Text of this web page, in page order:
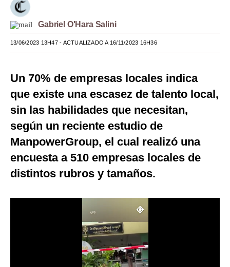
Viajes
Moda
Estilos
México
España
Internacional
Tecnología
Gabriel O'Hara Salini
13/06/2023 13H47- ACTUALIZADO A 16/11/2023 16H36
Un 70% de empresas locales indica
que existe una escasez de talento local,
sin las habilidades que necesitan,
según un reciente estudio de
ManpowerGroup, el cual realizó una
encuesta a 510 empresas locales de
distintos rubros y tamaños.